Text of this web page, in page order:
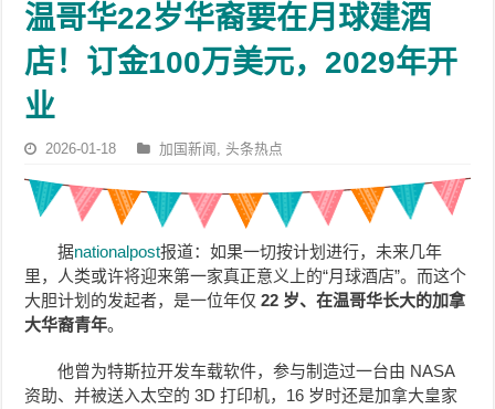
温哥华22岁华裔要在月球建酒
店！订金100万美元，2029年开
业
2026-01-18 加国新闻 ,头条热点
据nationalpost报道：如果一切按计划进行，未来几年
里，人类或许将迎来第一家真正意义上的“月球酒店”。而这个
大胆计划的发起者，是一位年仅22 岁、在温哥华长大的加拿
大华裔青年。
他曾为特斯拉开发车载软件，参与制造过一台由 NASA
资助、并被送入太空的 3D 打印机，16 岁时还是加拿大皇家